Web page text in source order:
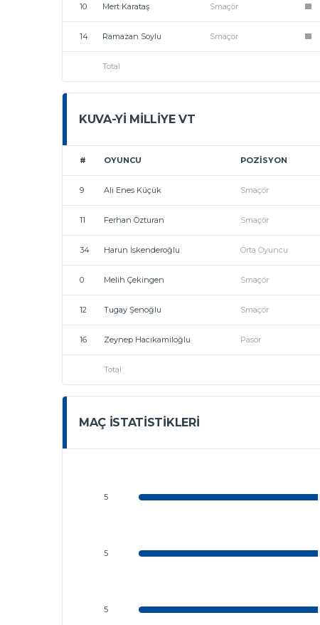
10 Mert Karataş Smaçör
14 Ramazan Soylu Smaçör
Total
KUVA-YI MILLIYE VT
# OYUNCU POZISYON
9 Ali Enes Küçük Smaçör
11 Ferhan Özturan Smaçör
34 Harun İskenderoğlu Orta Oyuncu
0 Melih Çekingen Smaçör
12 Tugay Şenoğlu Smaçör
16 Zeynep Hacıkamiloğlu Pasör
Total
MAÇ İSTATISTIKLERI
5
5
5